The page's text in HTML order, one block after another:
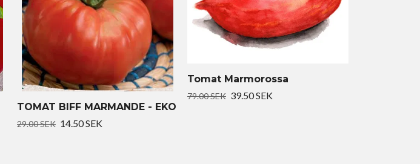
TOMAT BIFF MARMANDE - EKO
29.00 SEK 14.50 SEK
Tomat Marmorossa
79.00 SEK 39.50 SEK